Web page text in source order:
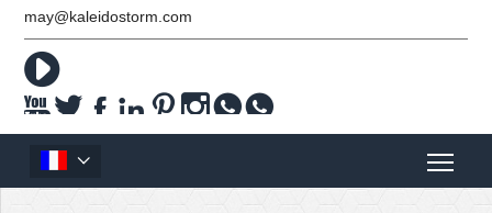
may@kaleidostorm.com

     
